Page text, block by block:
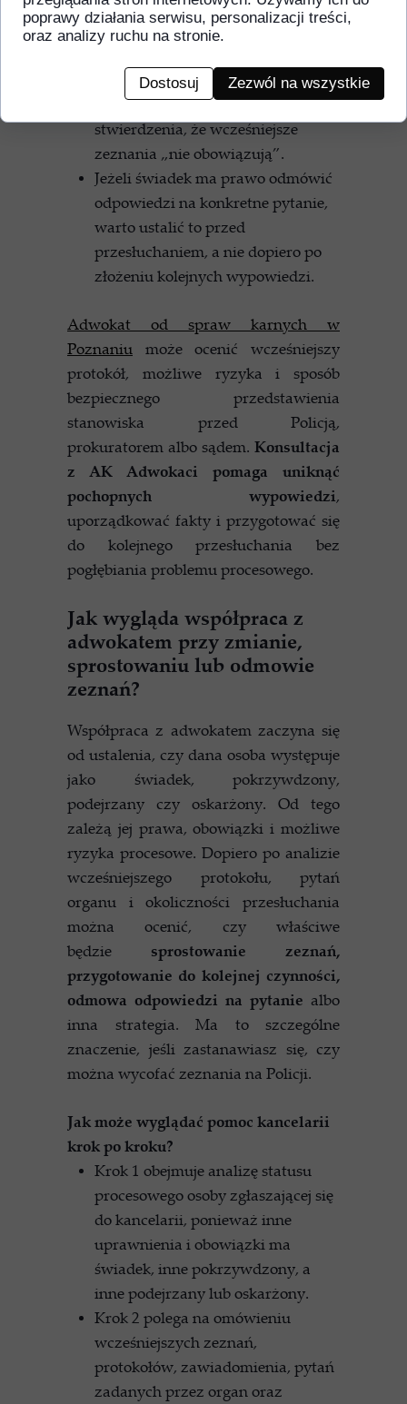
zdarzeń wyłącznie z obawy przed
konsekwencjami dla innej osoby.
odnosić się do konkretnych
nieścisłości, a nie do ogólnego
stwierdzenia, że wcześniejsze
zeznania „nie obowiązują”.
Jeżeli świadek ma prawo odmówić
odpowiedzi na konkretne pytanie,
warto ustalić to przed
przesłuchaniem, a nie dopiero po
złożeniu kolejnych wypowiedzi.
Adwokat od spraw karnych w
Poznaniu może ocenić wcześniejszy
protokół, możliwe ryzyka i sposób
bezpiecznego przedstawienia
stanowiska przed Policją,
prokuratorem albo sądem. Konsultacja
z AK Adwokaci pomaga uniknąć
pochopnych wypowiedzi,
uporządkować fakty i przygotować się
do kolejnego przesłuchania bez
pogłębiania problemu procesowego.
Jak wygląda współpraca z
adwokatem przy zmianie,
sprostowaniu lub odmowie
zeznań?
Współpraca z adwokatem zaczyna się
od ustalenia, czy dana osoba występuje
jako świadek, pokrzywdzony,
podejrzany czy oskarżony. Od tego
zależą jej prawa, obowiązki i możliwe
ryzyka procesowe. Dopiero po analizie
wcześniejszego protokołu, pytań
organu i okoliczności przesłuchania
można ocenić, czy właściwe
będzie sprostowanie zeznań,
przygotowanie do kolejnej czynności,
odmowa odpowiedzi na pytanie albo
inna strategia. Ma to szczególne
znaczenie, jeśli zastanawiasz się, czy
można wycofać zeznania na Policji.
Jak może wyglądać pomoc kancelarii
krok po kroku?
Krok 1 obejmuje analizę statusu
procesowego osoby zgłaszającej się
do kancelarii, ponieważ inne
uprawnienia i obowiązki ma
świadek, inne pokrzywdzony, a
inne podejrzany lub oskarżony.
Krok 2 polega na omówieniu
wcześniejszych zeznań,
protokołów, zawiadomienia, pytań
zadanych przez organ oraz
poprawy działania serwisu, personalizacji treści,
oraz analizy ruchu na stronie.
Dostosuj Zezwól na wszystkie